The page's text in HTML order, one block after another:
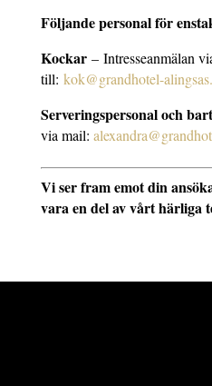
Följande personal för
Kockar– Intresseanmälan
till: kok@grandhotel-
Serveringspersonal och
via mail:
Vi ser fram emot din
vara en del av vårt härliga